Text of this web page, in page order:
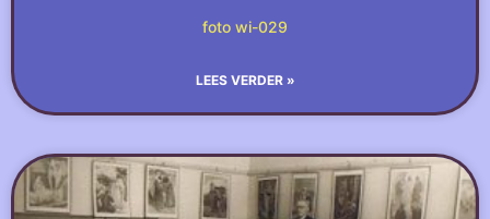
foto wi-029
LEES VERDER »